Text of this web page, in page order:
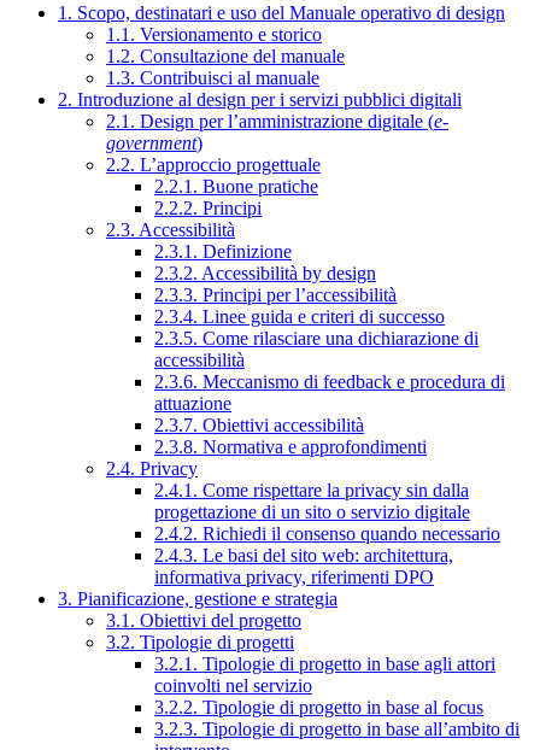
1. Scopo, destinatari e uso del Manuale operativo di design
1.1. Versionamento e storico
1.2. Consultazione del manuale
1.3. Contribuisci al manuale
2. Introduzione al design per i servizi pubblici digitali
2.1. Design per l’amministrazione digitale (e-
government)
2.2. L’approccio progettuale
2.2.1. Buone pratiche
2.2.2. Principi
2.3. Accessibilità
2.3.1. Definizione
2.3.2. Accessibilità by design
2.3.3. Principi per l’accessibilità
2.3.4. Linee guida e criteri di successo
2.3.5. Come rilasciare una dichiarazione di
accessibilità
2.3.6. Meccanismo di feedback e procedura di
attuazione
2.3.7. Obiettivi accessibilità
2.3.8. Normativa e approfondimenti
2.4. Privacy
2.4.1. Come rispettare la privacy sin dalla
progettazione di un sito o servizio digitale
2.4.2. Richiedi il consenso quando necessario
2.4.3. Le basi del sito web: architettura,
informativa privacy, riferimenti DPO
3. Pianificazione, gestione e strategia
3.1. Obiettivi del progetto
3.2. Tipologie di progetti
3.2.1. Tipologie di progetto in base agli attori
coinvolti nel servizio
3.2.2. Tipologie di progetto in base al focus
3.2.3. Tipologie di progetto in base all’ambito di